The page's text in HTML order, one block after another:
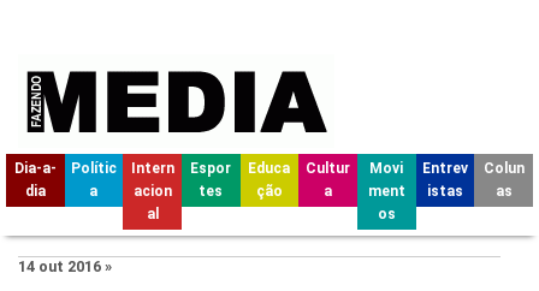
Dia-a-
dia
Polític
a
Intern
acion
al
Espor
tes
Educa
ção
Cultur
a
Movi
ment
os
Entrev
istas
Colun
as
14 out 2016 »